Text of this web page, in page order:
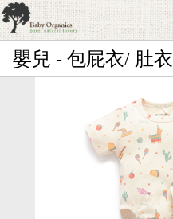
首頁
日本品牌育兒配件
韓國Merebe寶寶配件
嬰兒 - 包屁衣/ 肚衣